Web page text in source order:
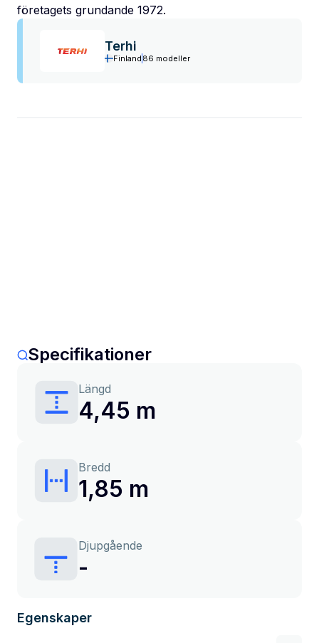
företagets grundande 1972.
Terhi
Finland 86 modeller
Specifikationer
Längd
4,45 m
Bredd
1,85 m
Djupgående
-
Egenskaper